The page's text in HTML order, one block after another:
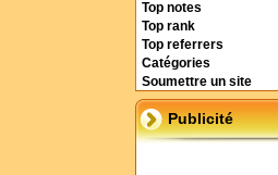
Top notes
Top rank
Top referrers
Catégories
Soumettre un site
Publicité